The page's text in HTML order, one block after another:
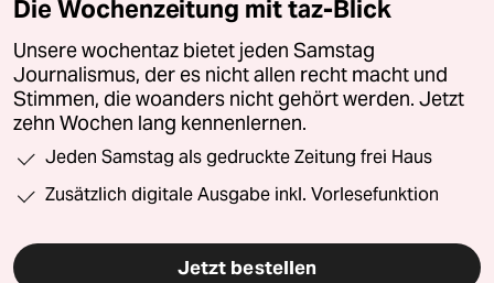
Die Wochenzeitung mit taz-Blick
Unsere wochentaz bietet jeden Samstag
Journalismus, der es nicht allen recht macht und
Stimmen, die woanders nicht gehört werden. Jetzt
zehn Wochen lang kennenlernen.
Jeden Samstag als gedruckte Zeitung frei Haus
Zusätzlich digitale Ausgabe inkl. Vorlesefunktion
Jetzt bestellen